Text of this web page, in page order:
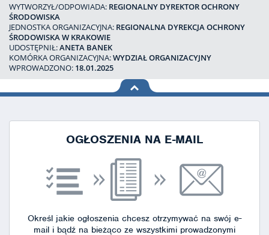
WYTWORZYŁ/ODPOWIADA: REGIONALNY DYREKTOR OCHRONY
ŚRODOWISKA
JEDNOSTKA ORGANIZACYJNA: REGIONALNA DYREKCJA OCHRONY
ŚRODOWISKA W KRAKOWIE
UDOSTĘPNIŁ:ANETA BANEK
KOMÓRKA ORGANIZACYJNA:WYDZIAŁ ORGANIZACYJNY
WPROWADZONO: 18.01.2025
na górę
OGŁOSZENIA NA E-MAIL
Określ jakie ogłoszenia chcesz otrzymywać na swój e-
mail i bądź na bieżąco ze wszystkimi prowadzonymi